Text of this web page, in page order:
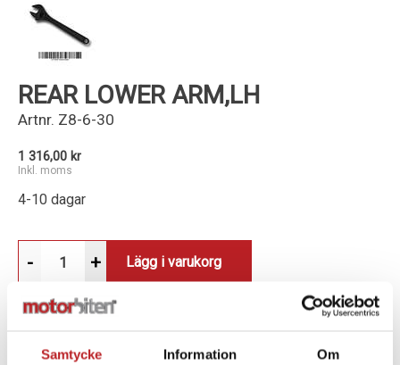
Samtycke Information Om
REAR LOWER ARM,LH
Artnr. Z8-6-30
1 316,00 kr
Inkl. moms
4-10 dagar
- + Lägg i varukorg